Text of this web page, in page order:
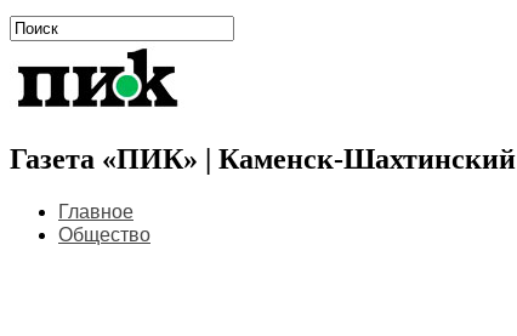
Газета «ПИК» | Каменск-Шахтинский
Главное
Общество